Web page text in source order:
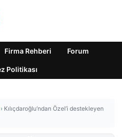
Firma Rehberi Forum
Politikası
› Kılıçdaroğlu’ndan Özel’i destekleyen